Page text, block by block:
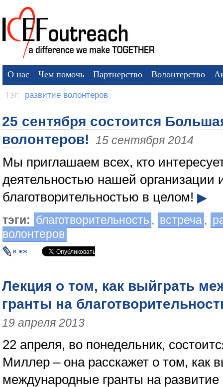
О нас Чем помочь Партнерство Волонтерство
Тэг: развитие волонтеров
25 сентября состоится
волонтеров!
15 сентября 2014
Мы приглашаем всех, кто
деятельностью нашей организации
благотворительностью в целом! ▶
тэги: благотворительность , встреча ,
волонтеров
в жж
Лекция о том, как выйграть
гранты на
19 апреля 2013
22 апреля, во понедельник,
Миллер – она расскажет о том, как
международные гранты на развитие